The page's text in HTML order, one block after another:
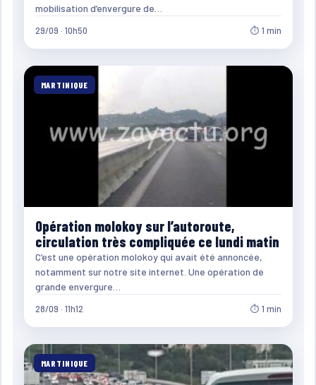
mobilisation d’envergure de…
29/09 · 10h50 ⏱ 1 min
MARTINIQUE
Opération molokoy sur l’autoroute,
circulation très compliquée ce lundi matin
C’est une opération molokoy qui avait été annoncée,
notamment sur notre site internet. Une opération de
grande envergure…
28/09 · 11h12 ⏱ 1 min
MARTINIQUE